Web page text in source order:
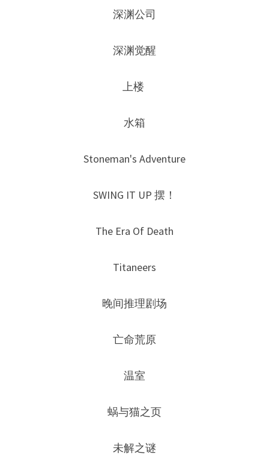
深渊公司
深渊觉醒
上楼
水箱
Stoneman's Adventure
SWING IT UP 摆！
The Era Of Death
Titaneers
晚间推理剧场
亡命荒原
温室
蜗与猫之页
未解之谜